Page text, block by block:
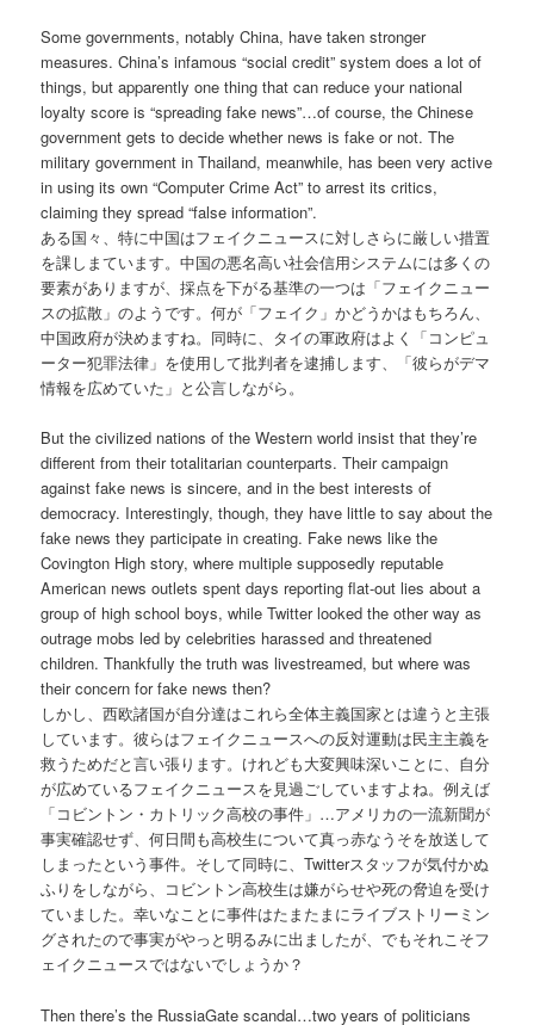
Some governments, notably China, have taken stronger
measures. China’s infamous “social credit” system does a lot of
things, but apparently one thing that can reduce your national
loyalty score is “spreading fake news”…of course, the Chinese
government gets to decide whether news is fake or not. The
military government in Thailand, meanwhile, has been very active
in using its own “Computer Crime Act” to arrest its critics,
claiming they spread “false information”.
ある国々、特に中国はフェイクニュースに対しさらに厳しい措置
を課しまています。中国の悪名高い社会信用システムには多くの
要素がありますが、採点を下がる基準の一つは「フェイクニュー
スの拡散」のようです。何が「フェイク」かどうかはもちろん、
中国政府が決めますね。同時に、タイの軍政府はよく「コンピュ
ーター犯罪法律」を使用して批判者を逮捕します、「彼らがデマ
情報を広めていた」と公言しながら。
But the civilized nations of the Western world insist that they’re
different from their totalitarian counterparts. Their campaign
against fake news is sincere, and in the best interests of
democracy. Interestingly, though, they have little to say about the
fake news they participate in creating. Fake news like the
Covington High story, where multiple supposedly reputable
American news outlets spent days reporting flat-out lies about a
group of high school boys, while Twitter looked the other way as
outrage mobs led by celebrities harassed and threatened
children. Thankfully the truth was livestreamed, but where was
their concern for fake news then?
しかし、西欧諸国が自分達はこれら全体主義国家とは違うと主張
しています。彼らはフェイクニュースへの反対運動は民主主義を
救うためだと言い張ります。けれども大変興味深いことに、自分
が広めているフェイクニュースを見過ごしていますよね。例えば
「コビントン・カトリック高校の事件」…アメリカの一流新聞が
事実確認せず、何日間も高校生について真っ赤なうそを放送して
しまったという事件。そして同時に、Twitterスタッフが気付かぬ
ふりをしながら、コビントン高校生は嫌がらせや死の脅迫を受け
ていました。幸いなことに事件はたまたまにライブストリーミン
グされたので事実がやっと明るみに出ましたが、でもそれこそフ
ェイクニュースではないでしょうか？
Then there’s the RussiaGate scandal…two years of politicians